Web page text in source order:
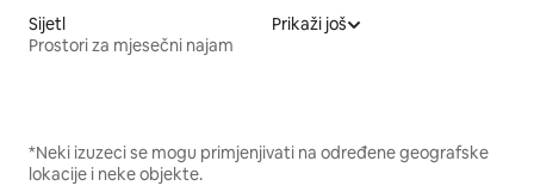
Sijetl
Prostori za mjesečni najam
Prikaži još
*Neki izuzeci se mogu primjenjivati na određene geografske
lokacije i neke objekte.